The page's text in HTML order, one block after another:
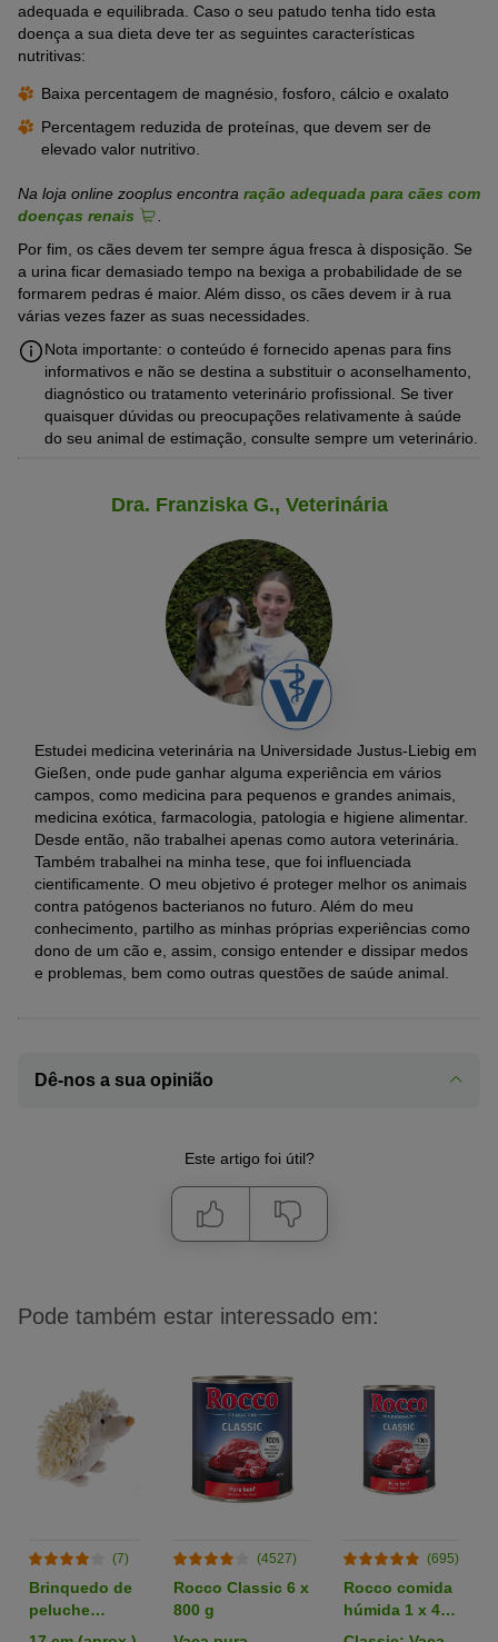
adequada e equilibrada. Caso o seu patudo tenha tido esta
doença a sua dieta deve ter as seguintes características
nutritivas:
Baixa percentagem de magnésio, fosforo, cálcio e oxalato
Percentagem reduzida de proteínas, que devem ser de
elevado valor nutritivo.
Na loja online zooplus encontra ração adequada para cães com
doenças renais
Por fim, os cães devem ter sempre água fresca à disposição. Se
a urina ficar demasiado tempo na bexiga a probabilidade de se
formarem pedras é maior. Além disso, os cães devem ir à rua
várias vezes fazer as suas necessidades.
Nota importante: o conteúdo é fornecido apenas para fins
informativos e não se destina a substituir o aconselhamento,
diagnóstico ou tratamento veterinário profissional. Se tiver
quaisquer dúvidas ou preocupações relativamente à saúde
do seu animal de estimação, consulte sempre um veterinário.
Dra. Franziska G., Veterinária
Estudei medicina veterinária na Universidade Justus-Liebig em
Gießen, onde pude ganhar alguma experiência em vários
campos, como medicina para pequenos e grandes animais,
medicina exótica, farmacologia, patologia e higiene alimentar.
Desde então, não trabalhei apenas como autora veterinária.
Também trabalhei na minha tese, que foi influenciada
cientificamente. O meu objetivo é proteger melhor os animais
contra patógenos bacterianos no futuro. Além do meu
conhecimento, partilho as minhas próprias experiências como
dono de um cão e, assim, consigo entender e dissipar medos
e problemas, bem como outras questões de saúde animal.
Dê-nos a sua opinião
Este artigo foi útil?
Pode também estar interessado em:
(7)
Brinquedo de
peluche
ouriço Zotti
(4527)
Rocco Classic 6 x
800 g
(695)
Rocco comida
húmida 1 x 400
g - Pack de